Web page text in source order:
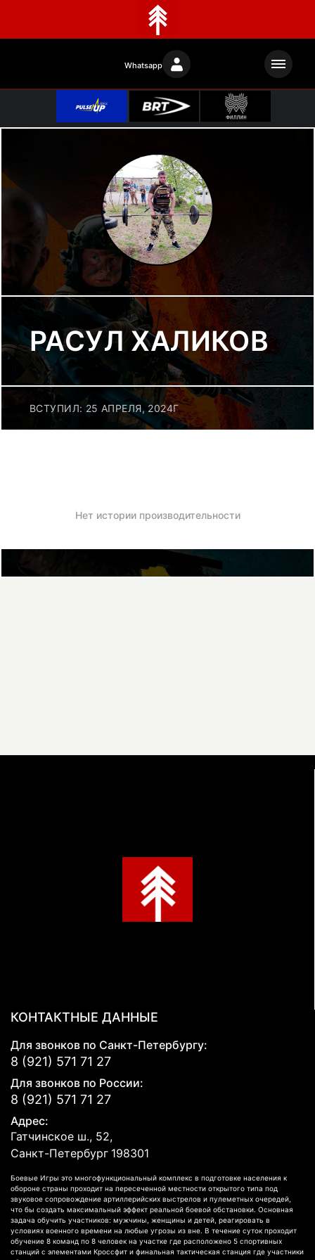
Whatsapp
РАСУЛ ХАЛИКОВ
ВСТУПИЛ: 25 АПРЕЛЯ, 2024Г
Нет истории производительности
КОНТАКТНЫЕ ДАННЫЕ
Для звонков по Санкт-Петербургу:
8 (921) 571 71 27
Для звонков по России:
8 (921) 571 71 27
Адрес:
Гатчинское ш., 52,
Санкт-Петербург 198301
Боевые Игры это многофункциональный комплекс в подготовке населения к
обороне страны проходит на пересеченной местности открытого типа под
звуковое сопровождение артиллерийских выстрелов и пулеметных очередей,
что бы создать максимальный эффект реальной боевой обстановки. Основная
задача обучить участников: мужчины, женщины и детей, реагировать в
условиях военного времени на любые угрозы из вне. В течение суток проходит
обучение 8 команд по 8 человек на участке где расположено 5 спортивных
станций с элементами Кроссфит и финальная тактическая станция где участники